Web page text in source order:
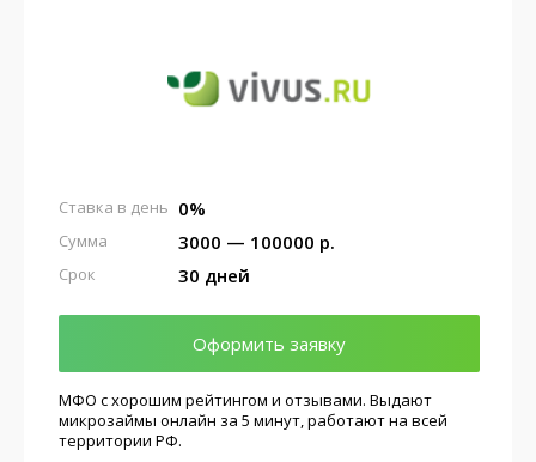
0%
Ставка в день
3000 — 100000 р.
Сумма
30 дней
Срок
Оформить заявку
МФО с хорошим рейтингом и отзывами. Выдают
микрозаймы онлайн за 5 минут, работают на всей
территории РФ.